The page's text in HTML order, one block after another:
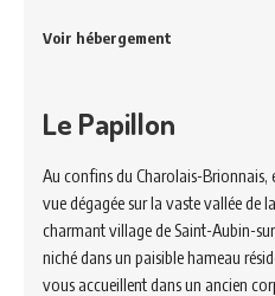
Voir hébergement
Le Papillon
Au confins du Charolais-Brionnais,
vue dégagée sur la vaste vallée de
charmant village de Saint-Aubin-
niché dans un paisible hameau
vous accueillent dans un ancien